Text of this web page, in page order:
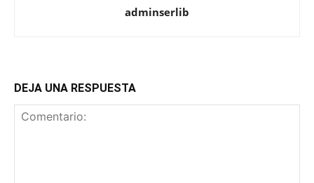
adminserlib
DEJA UNA RESPUESTA